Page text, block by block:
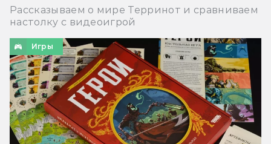
Рассказываем о мире Терринот и сравниваем
настолку с видеоигрой
Игры